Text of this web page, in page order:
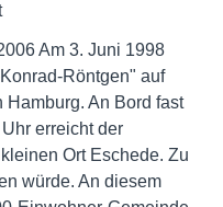
Am 3. Juni 1998
Röntgen" auf
An Bord fast
erreicht der
Ort Eschede. Zu
würde. An diesem